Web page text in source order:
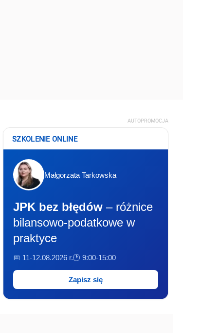
AUTOPROMOCJA
SZKOLENIE ONLINE
Małgorzata Tarkowska
JPK bez błędów – różnice
bilansowo-podatkowe w
praktyce
📅 11-12.08.2026 r.🕐 9:00-15:00
Zapisz się